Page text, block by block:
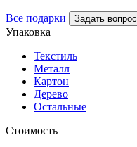
Все подарки Задать вопрос
Упаковка
Текстиль
Металл
Картон
Дерево
Остальные
Стоимость